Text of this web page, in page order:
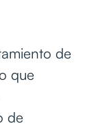
de
que
de